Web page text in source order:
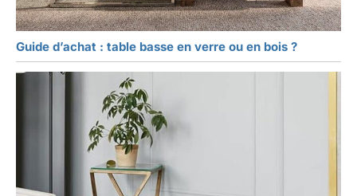
Guide d’achat : table basse en verre ou en bois ?